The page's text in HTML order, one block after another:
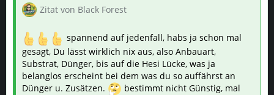
Zitat von Black Forest
spannend auf jedenfall, habs ja schon mal
gesagt, Du lässt wirklich nix aus, also Anbauart,
Substrat, Dünger, bis auf die Hesi Lücke, was ja
belanglos erscheint bei dem was du so auffährst an
Dünger u. Zusätzen.
bestimmt nicht Günstig, mal